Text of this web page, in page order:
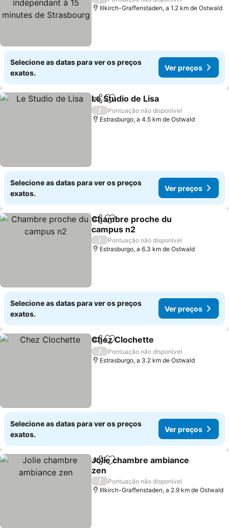
de Strasbourg
Illkirch-Graffenstaden, a 1.2 km de Ostwald
Selecione as datas para ver os preços
exatos.
Ver preços
PartilharAdicionar aos favoritos
Le Studio de Lisa
/
Pontuação não disponível
Estrasburgo, a 4.5 km de Ostwald
Selecione as datas para ver os preços
exatos.
Ver preços
PartilharAdicionar aos favoritos
Chambre proche du
campus n2
/
Pontuação não disponível
Estrasburgo, a 6.3 km de Ostwald
Selecione as datas para ver os preços
exatos.
Ver preços
PartilharAdicionar aos favoritos
Chez Clochette
/
Pontuação não disponível
Estrasburgo, a 3.2 km de Ostwald
Selecione as datas para ver os preços
exatos.
Ver preços
PartilharAdicionar aos favoritos
Jolie chambre ambiance
zen
/
Pontuação não disponível
Illkirch-Graffenstaden, a 2.9 km de Ostwald